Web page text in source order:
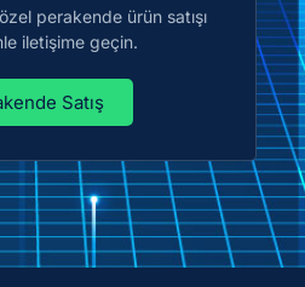
perakende ürün satışı
iletişime geçin.
Satış